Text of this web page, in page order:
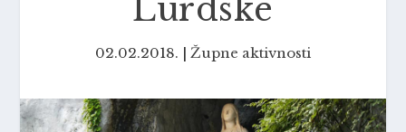
Lurdske
02.02.2018. | Župne aktivnosti